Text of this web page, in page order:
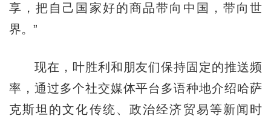
享，把自己国家好的商品带向中国，带向世
界。”
现在，叶胜利和朋友们保持固定的推送频
率，通过多个社交媒体平台多语种地介绍哈萨
克斯坦的文化传统、政治经济贸易等新闻时